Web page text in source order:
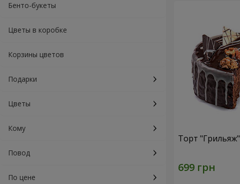
Бенто-букеты
Цветы в коробке
Корзины цветов
Подарки
Цветы
Кому
Повод
По цене
Торт "Грильяж"